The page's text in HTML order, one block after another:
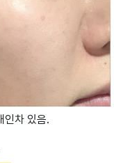
인차 있음.